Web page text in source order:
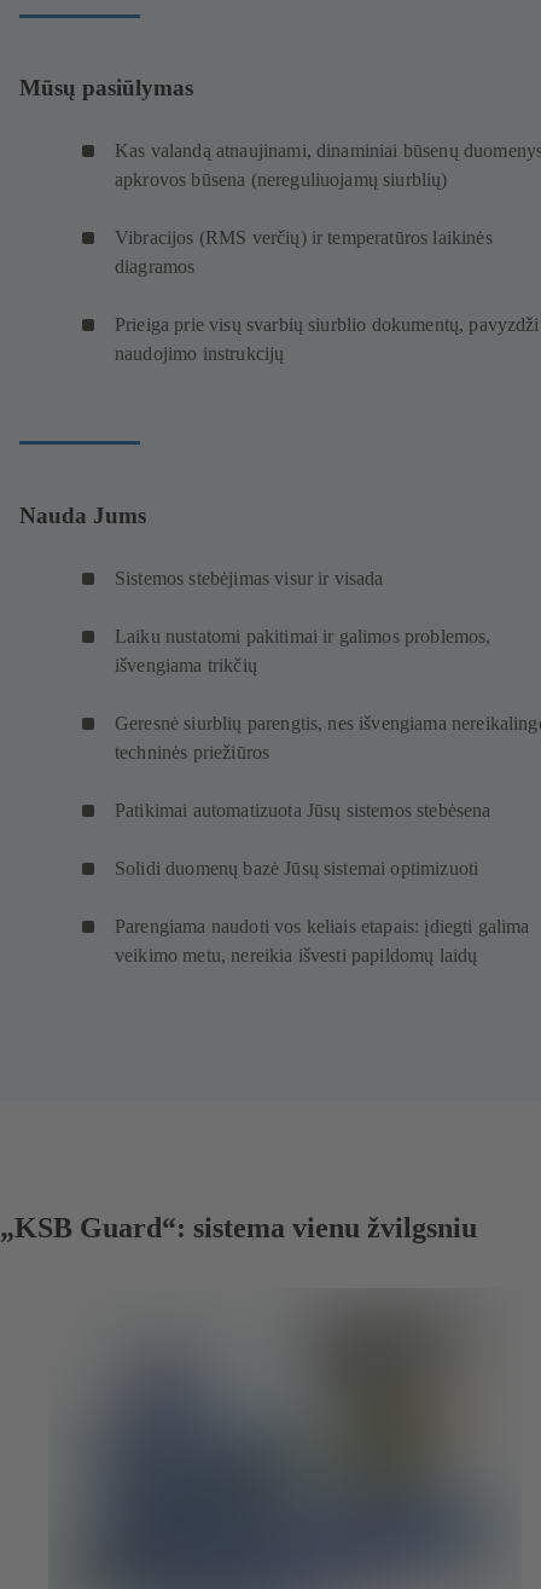
Mūsų pasiūlymas
Kas valandą atnaujinami, dinaminiai būsenų
apkrovos būsena (nereguliuojamų siurblių)
Vibracijos (RMS verčių) ir temperatūros laikinės
diagramos
Prieiga prie visų svarbių siurblio dokumentų,
naudojimo instrukcijų
Nauda Jums
Sistemos stebėjimas visur ir visada
Laiku nustatomi pakitimai ir galimos problemos,
išvengiama trikčių
Geresnė siurblių parengtis, nes išvengiama
techninės priežiūros
Patikimai automatizuota Jūsų sistemos stebėsena
Solidi duomenų bazė Jūsų sistemai optimizuoti
Parengiama naudoti vos keliais etapais: įdiegti galima
veikimo metu, nereikia išvesti papildomų laidų
„KSB Guard“: sistema vienu žvilgsniu